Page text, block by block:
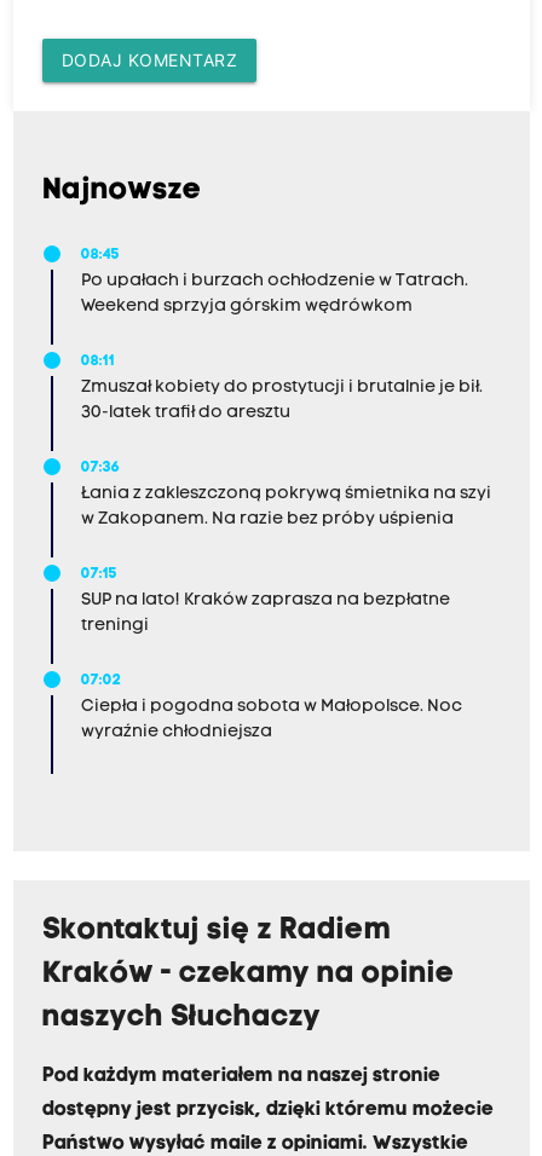
DODAJ KOMENTARZ
Najnowsze
08:45
Po upałach i burzach ochłodzenie w Tatrach.
Weekend sprzyja górskim wędrówkom
08:11
Zmuszał kobiety do prostytucji i brutalnie je bił.
30-latek trafił do aresztu
07:36
Łania z zakleszczoną pokrywą śmietnika na szyi
w Zakopanem. Na razie bez próby uśpienia
07:15
SUP na lato! Kraków zaprasza na bezpłatne
treningi
07:02
Ciepła i pogodna sobota w Małopolsce. Noc
wyraźnie chłodniejsza
Skontaktuj się z Radiem
Kraków - czekamy na opinie
naszych Słuchaczy
Pod każdym materiałem na naszej stronie
dostępny jest przycisk, dzięki któremu możecie
Państwo wysyłać maile z opiniami. Wszystkie